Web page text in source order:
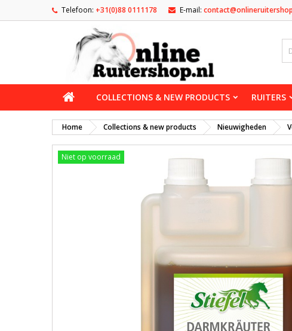
Telefoon: +31(0)88 0111178 E-mail:
COLLECTIONS & NEW PRODUCTS RUITERS
Home Collections & new products Nieuwigheden
Niet op voorraad